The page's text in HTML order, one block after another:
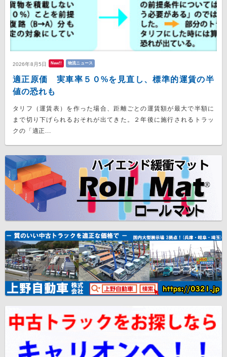
2026年8月5日 New!! 物流ニュース
適正原価 実車率５０%を見直し、標準的運賃の半
値の恐れも
タリフ（運賃表）を作った場合、距離ごとの運賃額が最大で半額に
まで切り下げられるおそれが出てきた。２年後に施行されるトラッ
クの「適正...